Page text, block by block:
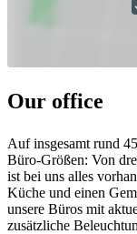
Our office
Auf insgesamt rund
Büro-Größen: Von
ist bei uns alles
Küche und einen
unsere Büros mit
zusätzliche